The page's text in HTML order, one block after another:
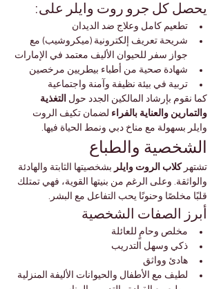
يحصل كل جرو روت وايلر على:
تطعيم كامل وعلاج ضد الديدان
شريحة تعريف إلكترونية (ميكروشيب) مع
جواز سفر للحيوان الأليف معتمد في الإمارات
شهادة صحية من أطباء بيطريين مرخصين
تربية في بيئة نظيفة وآمنة واجتماعية
كما نقوم بإرشاد المالكين الجدد حول التغذية
والتمارين والعناية بالفراء لضمان تكيف الروت
وايلر بسهولة مع مناخ دبي ونمط الحياة فيها.
الشخصية والطباع
تشتهر كلاب الروت وايلر بشخصيتها الثابتة والهادئة
والواثقة. وعلى الرغم من بنيتها القوية، فهي تمتلك
قلبًا مخلصًا وحنونًا يحب التفاعل مع البشر.
أبرز الصفات الشخصية
مخلص وحامٍ للعائلة
ذكي وسهل التدريب
هادئ وواثق
لطيف مع الأطفال والحيوانات الأليفة المنزلية